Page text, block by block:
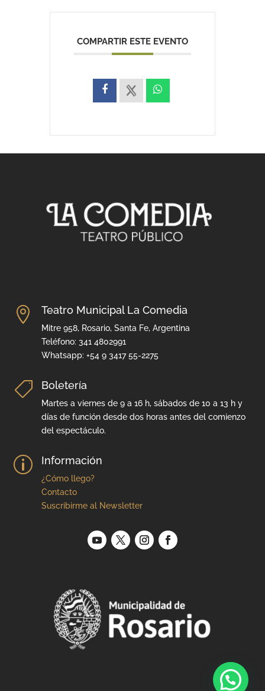
COMPARTIR ESTE EVENTO
 Teatro Municipal La Comedia
Mitre 958, Rosario, Santa Fe, Argentina
Teléfono: 341 4802991
Whatsapp: +54 9 3417 55-2275
 Boletería
Martes a viernes de 9 a 16 h, sábados de 10 a 13 h y
días de función desde dos horas antes del comienzo
del espectáculo.
p Información
¿Cómo llego?
Contacto
Suscribirme al Newsletter